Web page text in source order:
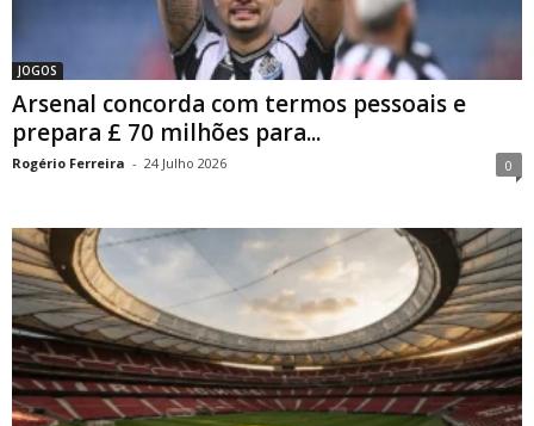
JOGOS
Arsenal concorda com termos pessoais e
prepara £ 70 milhões para...
Rogério Ferreira - 24 Julho 2026 0